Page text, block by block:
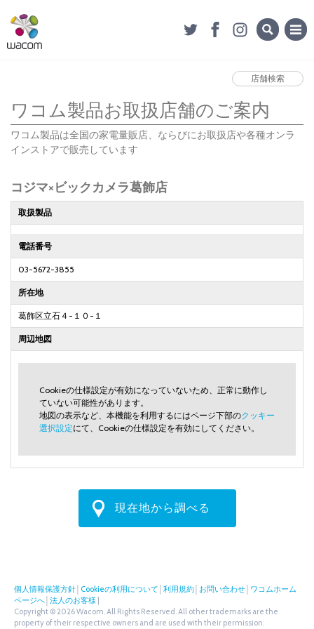
店舗検索
ワコム製品お取扱店舗のご案内
ワコム製品は全国の家電量販店、ならびにお取扱店や各種オンラ
インストアで販売しています
コジマ×ビックカメラ葛飾店
取扱製品
電話番号
03-5672-3855
所在地
葛飾区立石４-１０-１
周辺地図
Cookieの仕様設定が有効になっていないため、正常に動作し
ていない可能性があります。
地図の表示など、本機能を利用するにはページ下部のクッキー
選択設定にて、Cookieの仕様設定を有効にしてください。
現在地から調べる
個人情報保護方針 Cookieの利用について 利用規約 お問い合わせ ワコムホーム
ページへ 法人のお客様
Copyright © 2026 Wacom. All Rights Reserved. All other trademarks are the
property of their respective owners and are used with their permission.